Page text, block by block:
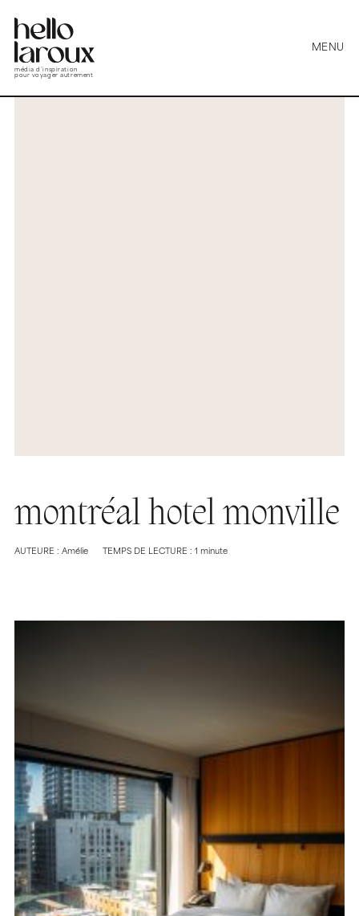
média d’inspiration
pour voyager autrement
MENU
montréal hotel monville
AUTEURE : Amélie TEMPS DE LECTURE : 1 minute